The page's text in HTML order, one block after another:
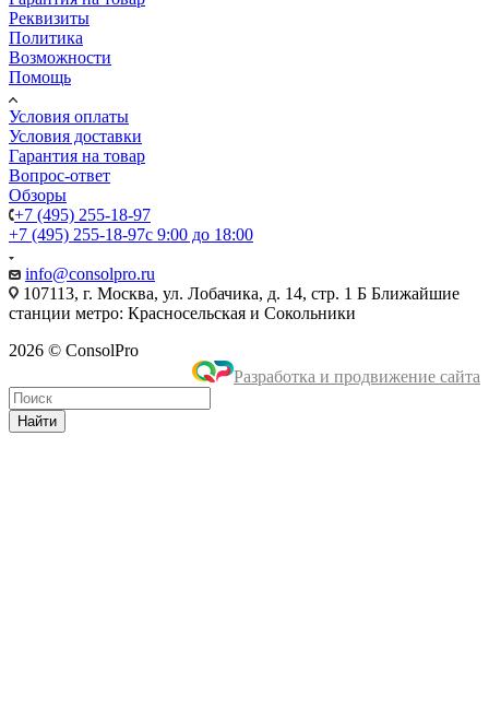
Реквизиты
Политика
Возможности
Помощь
Условия оплаты
Условия доставки
Гарантия на товар
Вопрос-ответ
Обзоры
+7 (495) 255-18-97
+7 (495) 255-18-97с 9:00 до 18:00
info@consolpro.ru
107113, г. Москва, ул. Лобачика, д. 14, стр. 1 Б Ближайшие
станции метро: Красносельская и Сокольники
2026 © ConsolPro
Разработка и продвижение сайта
Найти